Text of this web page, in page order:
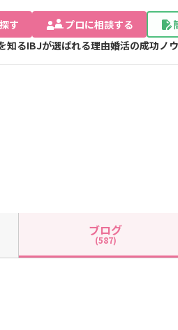
す プロに相談する
知るIBJが選ばれる理由婚活の成功ノ
ブログ
(587)